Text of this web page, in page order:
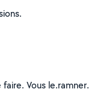
Vous le.ramner.